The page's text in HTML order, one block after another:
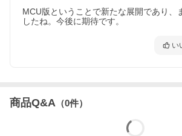
い尽くす規格外の敵宇宙神ギャラクタスの脅
えながらも、彼らはヒーローとして立ち向か
ック・ピアソン(脚本)、ジェフ・カプラン(原
MCU版ということで新たな展開であり、
したね。今後に期待です。
い
商品Q&A （0件）